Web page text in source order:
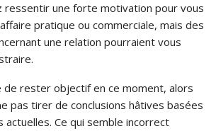
ressentir une forte motivation pour vous
pratique ou commerciale, mais des
une relation pourraient vous
rester objectif en ce moment, alors
pas tirer de conclusions hâtives basées
actuelles. Ce qui semble incorrect